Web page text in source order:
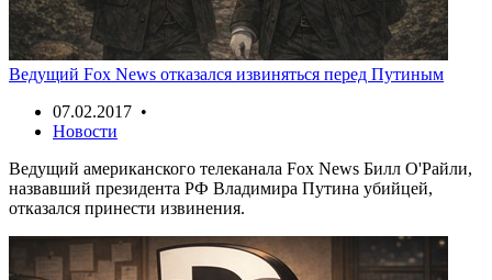
Ведущий Fox News отказался извиняться перед Путиным
07.02.2017 •
Новости
Ведущий американского телеканала Fox News Билл О'Райли,
назвавший президента РФ Владимира Путина убийцей,
отказался принести извинения.